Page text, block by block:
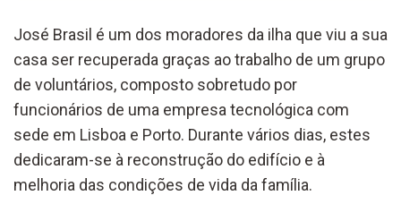
José Brasil é um dos moradores da ilha que viu a sua
casa ser recuperada graças ao trabalho de um grupo
de voluntários, composto sobretudo por
funcionários de uma empresa tecnológica com
sede em Lisboa e Porto. Durante vários dias, estes
dedicaram-se à reconstrução do edifício e à
melhoria das condições de vida da família.